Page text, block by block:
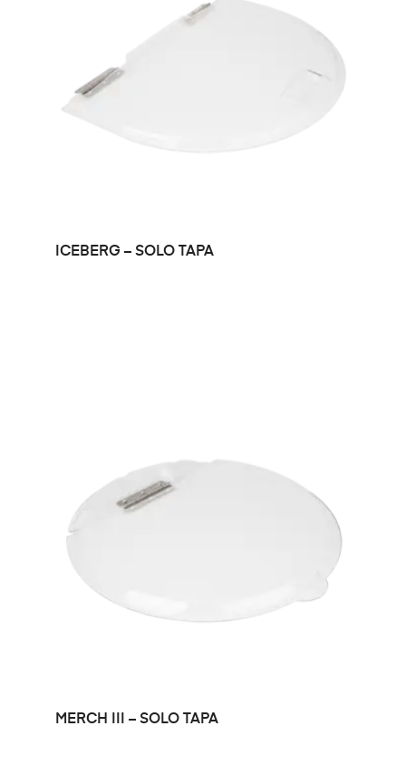
LEER MÁS
ICEBERG – SOLO TAPA
LEER MÁS
MERCH III – SOLO TAPA